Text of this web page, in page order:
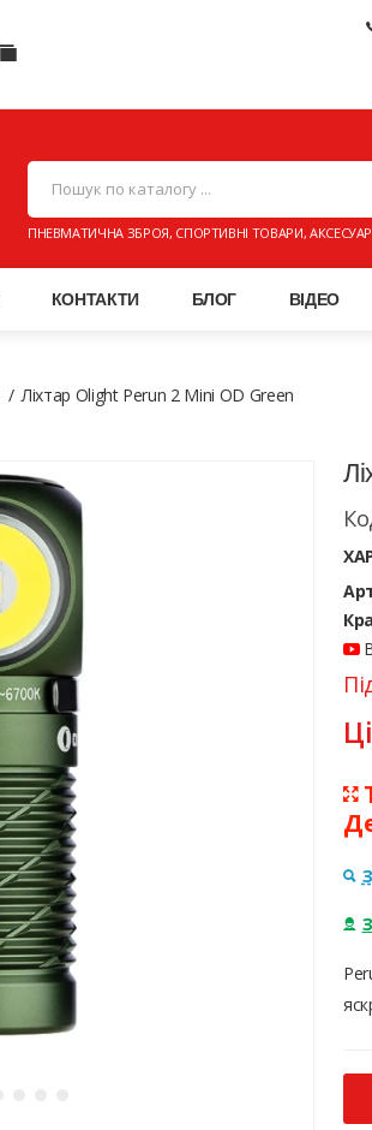
ПНЕВМАТИЧНА ЗБРОЯ, СПОРТИВНІ ТОВАРИ,
КОНТАКТИ БЛОГ ВІДЕО
Ліхтар Olight Perun 2 Mini OD Green